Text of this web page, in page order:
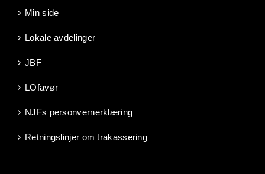
Min side
Lokale avdelinger
JBF
LOfavør
NJFs personvernerklæring
Retningslinjer om trakassering